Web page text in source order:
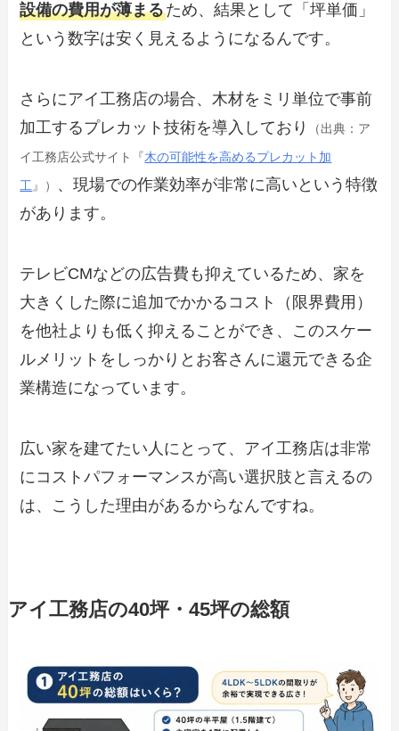
設備の費用が薄まるため、結果として「坪単価」
という数字は安く見えるようになるんです。
さらにアイ工務店の場合、木材をミリ単位で事前
加工するプレカット技術を導入しており
（出典：ア
イ工務店公式サイト『木の可能性を高めるプレカット加
工 』）
、現場での作業効率が非常に高いという特徴
があります。
テレビCMなどの広告費も抑えているため、家を
大きくした際に追加でかかるコスト（限界費用）
を他社よりも低く抑えることができ、このスケー
ルメリットをしっかりとお客さんに還元できる企
業構造になっています。
広い家を建てたい人にとって、アイ工務店は非常
にコストパフォーマンスが高い選択肢と言えるの
は、こうした理由があるからなんですね。
アイ工務店の40坪・45坪の総額